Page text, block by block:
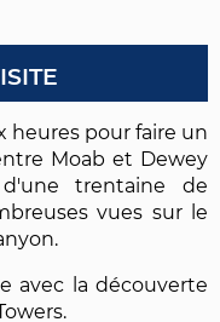
heures pour faire un
Moab et Dewey
d'une trentaine de
vues sur le
avec la découverte